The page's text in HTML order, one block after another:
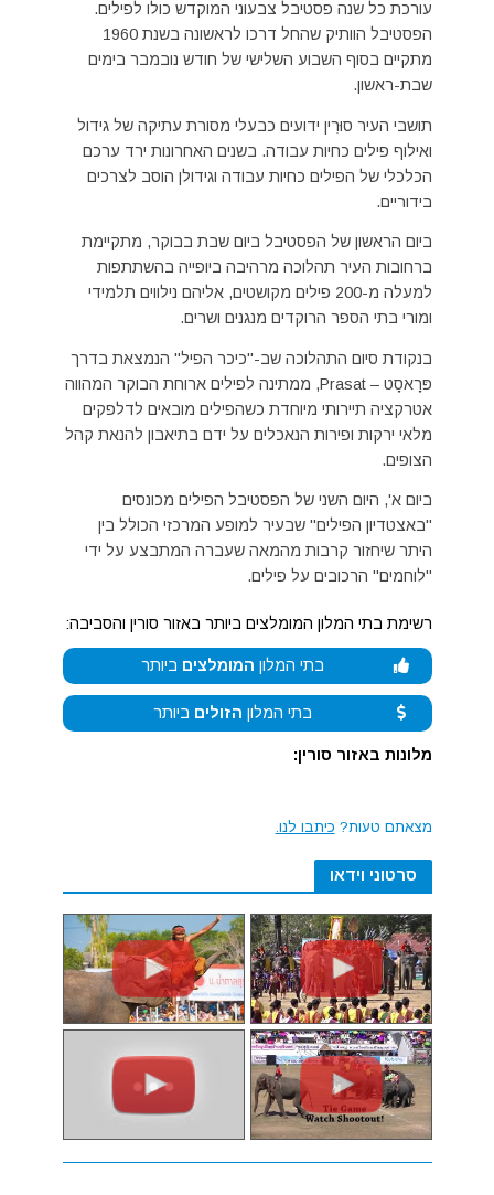
עורכת כל שנה פסטיבל צבעוני המוקדש כולו לפילים.
הפסטיבל הוותיק שהחל דרכו לראשונה בשנת 1960
מתקיים בסוף השבוע השלישי של חודש נובמבר בימים
שבת-ראשון.
תושבי העיר סוּרִין ידועים כבעלי מסורת עתיקה של גידול
ואילוף פילים כחיות עבודה. בשנים האחרונות ירד ערכם
הכלכלי של הפילים כחיות עבודה וגידולן הוסב לצרכים
בידוריים.
ביום הראשון של הפסטיבל ביום שבת בבוקר, מתקיימת
ברחובות העיר תהלוכה מרהיבה ביופייה בהשתתפות
למעלה מ-200 פילים מקושטים, אליהם נילווים תלמידי
ומורי בתי הספר הרוקדים מנגנים ושרים.
בנקודת סיום התהלוכה שב-"כיכר הפיל" הנמצאת בדרך
פּרָאסָט – Prasat, ממתינה לפילים ארוחת הבוקר המהווה
אטרקציה תיירותי מיוחדת כשהפילים מובאים לדלפקים
מלאי ירקות ופירות הנאכלים על ידם בתיאבון להנאת קהל
הצופים.
ביום א', היום השני של הפסטיבל הפילים מכונסים
"באצטדיון הפילים" שבעיר למופע המרכזי הכולל בין
היתר שיחזור קרבות מהמאה שעברה המתבצע על ידי
"לוחמים" הרכובים על פילים.
רשימת בתי המלון המומלצים ביותר באזור סורין והסביבה:
בתי המלון המומלצים ביותר
בתי המלון הזולים ביותר
מלונות באזור סורין:
מצאתם טעות? כיתבו לנו.
סרטוני וידאו